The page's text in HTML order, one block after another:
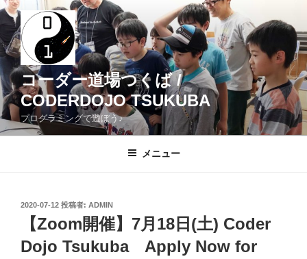
コ
ン
テ
ン
ツ
へ
ス
キ
ッ
コーダー道場つくば /
CODERDOJO TSUKUBA
プログラミングで遊ぼう♪
メニュー
投
2020-07-12 投稿者: ADMIN
【Zoom開催】7月18日(土) Coder
Dojo Tsukuba Apply Now for